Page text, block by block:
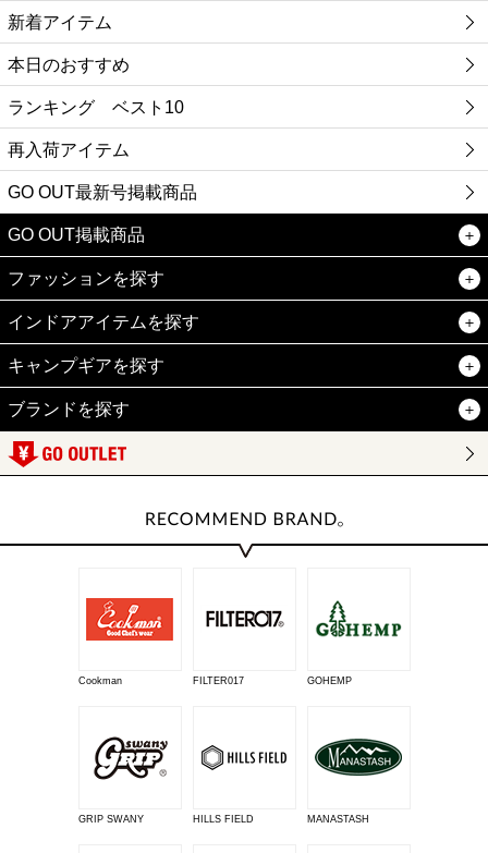
新着アイテム
本日のおすすめ
ランキング ベスト10
再入荷アイテム
GO OUT最新号掲載商品
GO OUT掲載商品
ファッションを探す
インドアアイテムを探す
キャンプギアを探す
ブランドを探す
Cookman FILTER017 GOHEMP
GRIP SWANY HILLS FIELD MANASTASH